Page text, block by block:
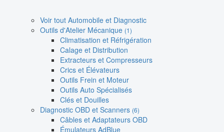
Voir tout Automobile et Diagnostic
Outils d'Atelier Mécanique (1)
Climatisation et Réfrigération
Calage et Distribution
Extracteurs et Compresseurs
Crics et Élévateurs
Outils Frein et Moteur
Outils Auto Spécialisés
Clés et Douilles
Diagnostic OBD et Scanners (6)
Câbles et Adaptateurs OBD
Émulateurs AdBlue